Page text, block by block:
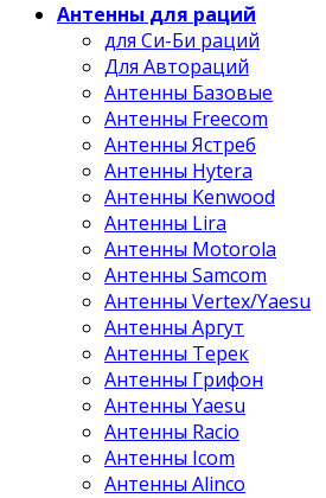
Антенны для раций
для Си-Би раций
Для Автораций
Антенны Базовые
Антенны Freecom
Антенны Ястреб
Антенны Hytera
Антенны Kenwood
Антенны Lira
Антенны Motorola
Антенны Samcom
Антенны Vertex/Yaesu
Антенны Аргут
Антенны Терек
Антенны Грифон
Антенны Yaesu
Антенны Racio
Антенны Icom
Антенны Alinco